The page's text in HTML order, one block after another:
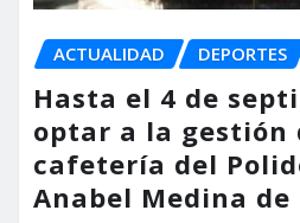
ACTUALIDAD DEPORTES
Hasta el 4 de
optar a la gestión
cafetería del
Anabel Medina